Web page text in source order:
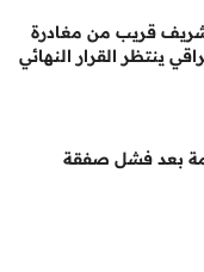
قريب من مغادرة
ينتظر القرار النهائي
بعد فشل صفقة